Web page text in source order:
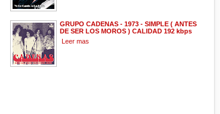
GRUPO CADENAS - 1973 - SIMPLE ( ANTES
DE SER LOS MOROS ) CALIDAD 192 kbps
Leer mas